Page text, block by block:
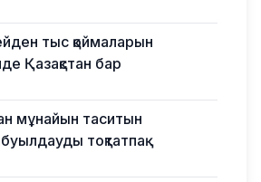
тыс қоймаларын
Қазақстан бар
мұнайын таситын
тоқтатпақ